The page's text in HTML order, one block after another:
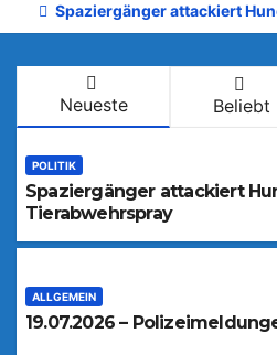
Spaziergänger attackiert
Neueste Beliebt
POLITIK
Spaziergänger attackiert
Tierabwehrspray
ALLGEMEIN
19.07.2026 –